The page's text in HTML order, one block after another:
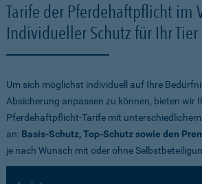
Tarife der Pferdehaftpflicht im
Individueller Schutz für Ihr Tier
Um sich möglichst individuell auf Ihre
Absicherung anpassen zu können, bieten wir
Pferdehaftpflicht-Tarife mit
an: Basis-Schutz, Top-Schutz sowie den
je nach Wunsch mit oder ohne